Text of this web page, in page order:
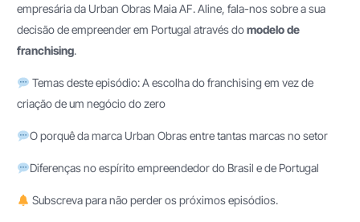
empresária da Urban Obras Maia AF. Aline, fala-nos sobre a sua
decisão de empreender em Portugal através domodelo de
franchising.
Temas deste episódio: A escolha do franchising em vez de
criação de um negócio do zero
O porquê da marca Urban Obras entre tantas marcas no setor
Diferenças no espírito empreendedor do Brasil e de Portugal
Subscreva para não perder os próximos episódios.